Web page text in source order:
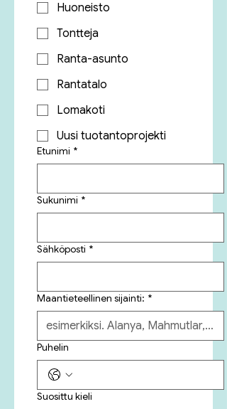
Huoneisto
Tontteja
Ranta-asunto
Rantatalo
Lomakoti
Uusi tuotantoprojekti
Etunimi *
Sukunimi *
Sähköposti *
Maantieteellinen sijainti: *
Puhelin
Suosittu kieli